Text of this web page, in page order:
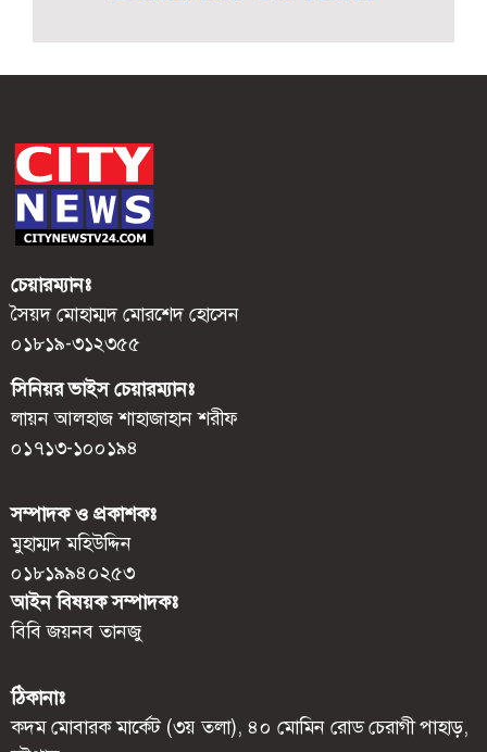
চেয়ারম্যানঃ
সৈয়দ মোহাম্মদ মোরশেদ হোসেন
০১৮১৯-৩১২৩৫৫
সিনিয়র ভাইস চেয়ারম্যানঃ
লায়ন আলহাজ শাহাজাহান শরীফ
০১৭১৩-১০০১৯৪
সম্পাদক ও প্রকাশকঃ
মুহাম্মদ মহিউদ্দিন
০১৮১৯৯৪০২৫৩
আইন বিষয়ক সম্পাদকঃ
বিবি জয়নব তানজু
ঠিকানাঃ
কদম মোবারক মার্কেট (৩য় তলা), ৪০ মোমিন রোড চেরাগী পাহাড়,